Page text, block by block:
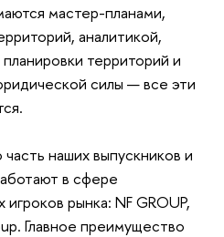
мастер-планами,
аналитикой,
территорий и
силы — все эти
наших выпускников и
в сфере
рынка: NF GROUP,
Главное преимущество